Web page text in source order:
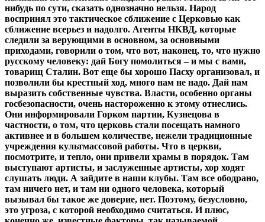
нибудь по сути, сказать однозначно нельзя. Народ
воспринял это тактическое сближение с Церковью как
сближение всерьез и надолго. Агенты НКВД, которые
следили за верующими в основном, за основными
приходами, говорили о том, что вот, наконец, то, что нужно
русскому человеку: дай Богу помолиться – и мы с вами,
товарищ Сталин. Вот еще бы хорошо Пасху организовал, и
позволили бы крестный ход, много нам не надо. Дай нам
выразить собственные чувства. Власти, особенно органы
госбезопасности, очень настороженно к этому отнеслись.
Они информировали Горком партии, Кузнецова в
частности, о том, что церковь стали посещать намного
активнее и в большем количестве, нежели традиционные
учреждения культмассовой работы. Что в церкви,
посмотрите, и тепло, они привели храмы в порядок. Там
выступают артисты, и заслуженные артисты, хор ходят
слушать люди. А зайдите в наши клубы. Там все ободрано,
там ничего нет, и там ни одного человека, который
вызывал бы такое же доверие, нет. Поэтому, безусловно,
это угроза, с которой необходимо считаться. И плюс,